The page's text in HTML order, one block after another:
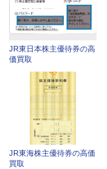
JR東日本株主優待券の高
価買取
JR東海株主優待券の高価
買取